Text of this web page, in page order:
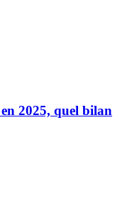
2025, quel bilan